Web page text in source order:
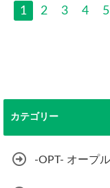
1 2 3 4 5
カテゴリー
-OPT- オープ